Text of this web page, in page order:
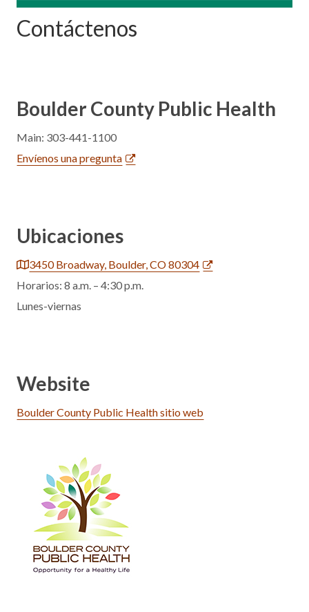
Contáctenos
Boulder County Public Health
Main: 303-441-1100
Envíenos una pregunta
Ubicaciones
3450 Broadway, Boulder, CO 80304
Horarios: 8 a.m. – 4:30 p.m.
Lunes-viernas
Website
Boulder County Public Health sitio web